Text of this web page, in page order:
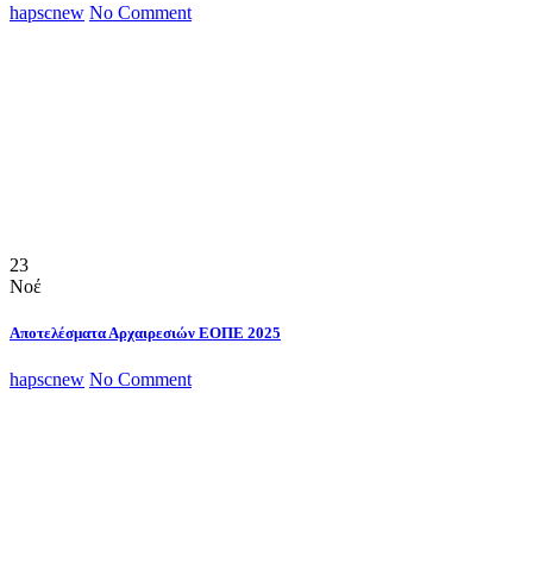
hapscnew No Comment
23
Νοέ
Αποτελέσματα Αρχαιρεσιών ΕΟΠΕ 2025
hapscnew No Comment